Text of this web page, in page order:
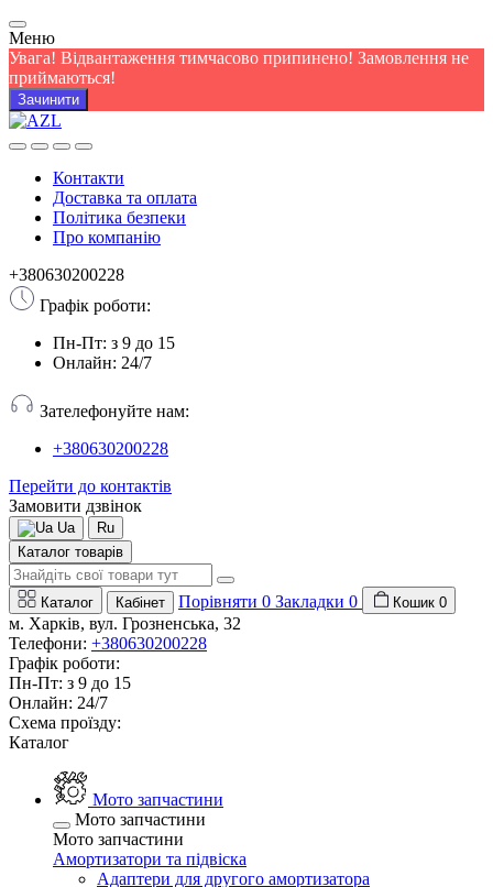
Меню
Увага! Відвантаження тимчасово припинено! Замовлення не
приймаються!
Зачинити
Контакти
Доставка та оплата
Політика безпеки
Про компанію
+380630200228
Графік роботи:
Пн-Пт: з 9 до 15
Онлайн: 24/7
Зателефонуйте нам:
+380630200228
Перейти до контактів
Замовити дзвінок
Ua
Ru
Каталог товарів
Каталог Кабінет Порівняти 0 Закладки 0 Кошик 0
м. Харків, вул. Грозненська, 32
Телефони: +380630200228
Графік роботи:
Пн-Пт: з 9 до 15
Онлайн: 24/7
Схема проїзду:
Каталог
Мото запчастини
Мото запчастини
Мото запчастини
Амортизатори та підвіска
Адаптери для другого амортизатора